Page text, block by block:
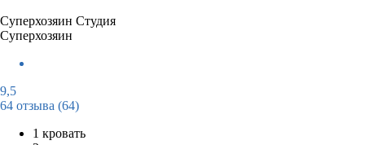
Суперхозяин Студия
Суперхозяин
9,5
64 отзыва (64)
1 кровать